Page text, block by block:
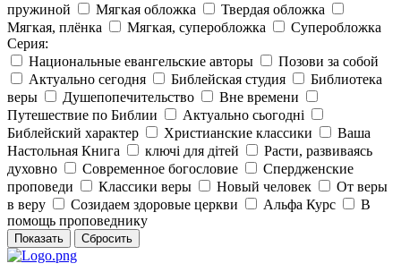
пружиной
Мягкая обложка
Твердая обложка
Мягкая, плёнка
Мягкая, суперобложка
Суперобложка
Серия:
Национальные евангельские авторы
Позови за собой
Актуально сегодня
Библейская студия
Библиотека
веры
Душепопечительство
Вне времени
Путешествие по Библии
Актуально сьогодні
Библейский характер
Христианские классики
Ваша
Настольная Книга
ключі для дітей
Расти, развиваясь
духовно
Современное богословие
Спердженские
проповеди
Классики веры Новый человек
От веры
в веру
Созидаем здоровые церкви Альфа Курс
В
помощь проповеднику